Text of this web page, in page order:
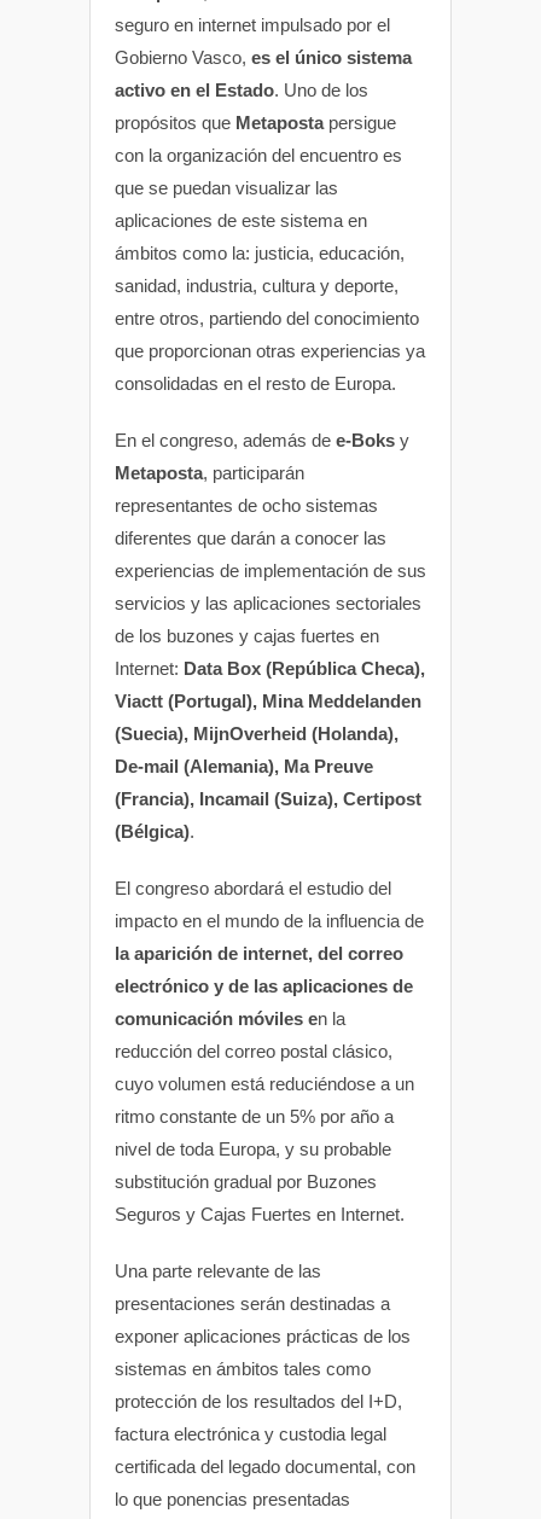
seguro en internet impulsado por el
Gobierno Vasco, es el único sistema
activo en el Estado. Uno de los
propósitos que Metapostapersigue
con la organización del encuentro es
que se puedan visualizar las
aplicaciones de este sistema en
ámbitos como la: justicia, educación,
sanidad, industria, cultura y deporte,
entre otros, partiendo del conocimiento
que proporcionan otras experiencias ya
consolidadas en el resto de Europa.
En el congreso, además de e-Boks y
Metaposta, participarán
representantes de ocho sistemas
diferentes que darán a conocer las
experiencias de implementación de sus
servicios y las aplicaciones sectoriales
de los buzones y cajas fuertes en
Internet: Data Box (República Checa),
Viactt (Portugal), Mina Meddelanden
(Suecia), MijnOverheid (Holanda),
De-mail (Alemania), Ma Preuve
(Francia), Incamail (Suiza), Certipost
(Bélgica).
El congreso abordará el estudio del
impacto en el mundo de la influencia de
la aparición de internet, del correo
electrónico y de las aplicaciones de
comunicación móviles en la
reducción del correo postal clásico,
cuyo volumen está reduciéndose a un
ritmo constante de un 5% por año a
nivel de toda Europa, y su probable
substitución gradual por Buzones
Seguros y Cajas Fuertes en Internet.
Una parte relevante de las
presentaciones serán destinadas a
exponer aplicaciones prácticas de los
sistemas en ámbitos tales como
protección de los resultados del I+D,
factura electrónica y custodia legal
certificada del legado documental, con
lo que ponencias presentadas